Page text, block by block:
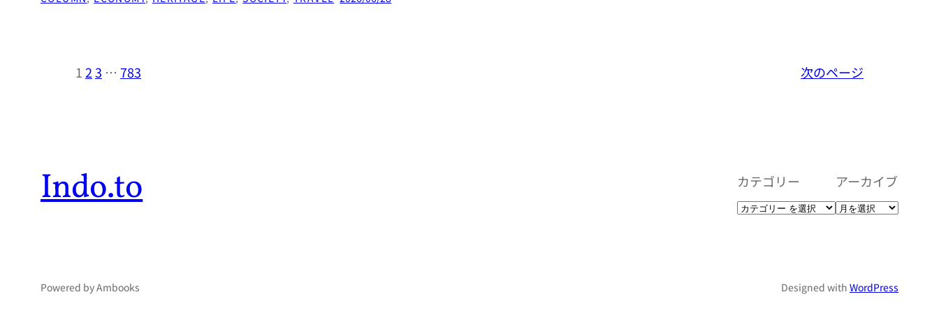
123 … 783 次のページ
Indo.to カテゴリー アーカイブ
Powered by Ambooks Designed with WordPress